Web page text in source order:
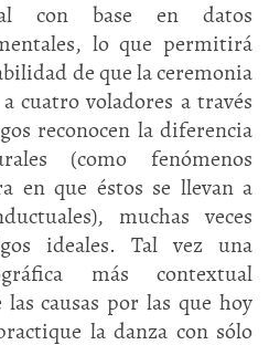
con base en datos
lo que permitirá
de que la ceremonia
cuatro voladores a través
reconocen la diferencia
(como fenómenos
en que éstos se llevan a
muchas veces
ideales. Tal vez una
más contextual
causas por las que hoy
la danza con sólo